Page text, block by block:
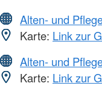
Alten- und
Karte: Link zur
Alten- und
Karte: Link zur